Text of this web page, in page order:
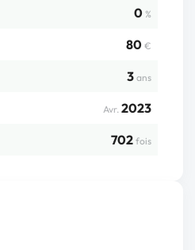
0 %
80 €
3 ans
Avr. 2023
702 fois